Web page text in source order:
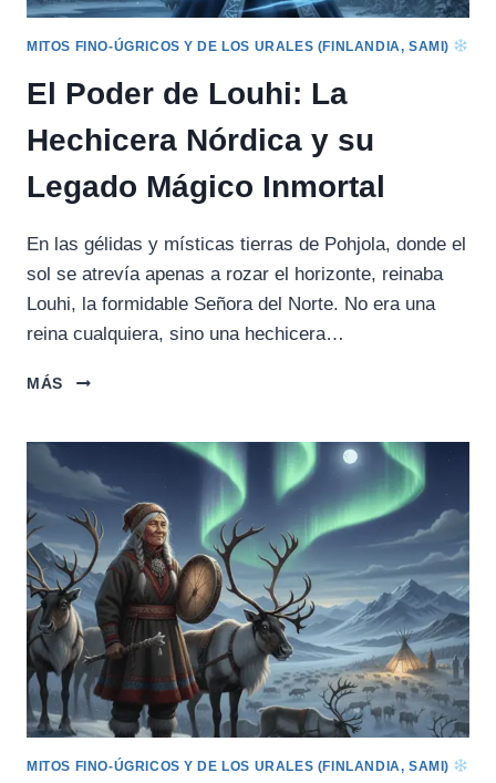
MITOS FINO-ÚGRICOS Y DE LOS URALES (FINLANDIA, SAMI)
El Poder de Louhi: La
Hechicera Nórdica y su
Legado Mágico Inmortal
En las gélidas y místicas tierras de Pohjola, donde el
sol se atrevía apenas a rozar el horizonte, reinaba
Louhi, la formidable Señora del Norte. No era una
reina cualquiera, sino una hechicera…
MÁS
EL
LA
HECHICERA
NÓRDICA
Y
SU
LEGADO
MÁGICO
INMORTAL
MITOS FINO-ÚGRICOS Y DE LOS URALES (FINLANDIA, SAMI)